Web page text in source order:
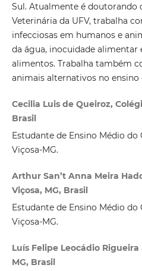
Sul. Atualmente é doutorando
Veterinária da UFV, trabalha
infecciosas em humanos e
da água, inocuidade
alimentos. Trabalha também
animais alternativos no ensino
Cecilia Luis de Queiroz,
Brasil
Estudante de Ensino Médio
Viçosa-MG.
Arthur San’t Anna Meira
Viçosa, MG, Brasil
Estudante de Ensino Médio
Viçosa-MG.
Luís Felipe Leocádio
MG, Brasil